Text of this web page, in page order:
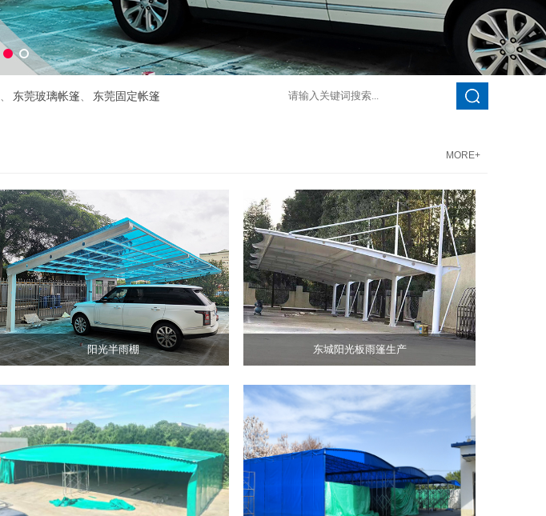
、 东莞玻璃帐篷、 东莞固定帐篷
MORE+
阳光半雨棚 东城阳光板雨篷生产
东城
阳光
板雨
篷生
产
查看详情 >
推拉
帐篷